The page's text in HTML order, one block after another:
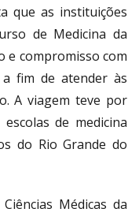
que as instituições
de Medicina da
e compromisso com
a fim de atender às
A viagem teve por
de medicina
do Rio Grande do
Médicas da